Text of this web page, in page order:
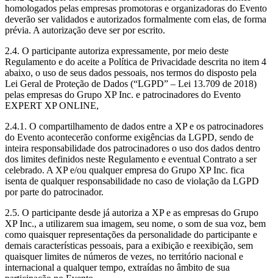
homologados pelas empresas promotoras e organizadoras do Evento
deverão ser validados e autorizados formalmente com elas, de forma
prévia. A autorização deve ser por escrito.
2.4. O participante autoriza expressamente, por meio deste
Regulamento e do aceite a Política de Privacidade descrita no item 4
abaixo, o uso de seus dados pessoais, nos termos do disposto pela
Lei Geral de Proteção de Dados (“LGPD” – Lei 13.709 de 2018)
pelas empresas do Grupo XP Inc. e patrocinadores do Evento
EXPERT XP ONLINE,
2.4.1. O compartilhamento de dados entre a XP e os patrocinadores
do Evento acontecerão conforme exigências da LGPD, sendo de
inteira responsabilidade dos patrocinadores o uso dos dados dentro
dos limites definidos neste Regulamento e eventual Contrato a ser
celebrado. A XP e/ou qualquer empresa do Grupo XP Inc. fica
isenta de qualquer responsabilidade no caso de violação da LGPD
por parte do patrocinador.
2.5. O participante desde já autoriza a XP e as empresas do Grupo
XP Inc., a utilizarem sua imagem, seu nome, o som de sua voz, bem
como quaisquer representações da personalidade do participante e
demais características pessoais, para a exibição e reexibição, sem
quaisquer limites de números de vezes, no território nacional e
internacional a qualquer tempo, extraídas no âmbito de sua